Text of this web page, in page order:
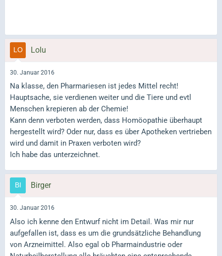
Lolu
30. Januar 2016
Na klasse, den Pharmariesen ist jedes Mittel recht!
Hauptsache, sie verdienen weiter und die Tiere und evtl
Menschen krepieren ab der Chemie!
Kann denn verboten werden, dass Homöopathie überhaupt
hergestellt wird? Oder nur, dass es über Apotheken vertrieben
wird und damit in Praxen verboten wird?
Ich habe das unterzeichnet.
Birger
30. Januar 2016
Also ich kenne den Entwurf nicht im Detail. Was mir nur
aufgefallen ist, dass es um die grundsätzliche Behandlung
von Arzneimittel. Also egal ob Pharmaindustrie oder